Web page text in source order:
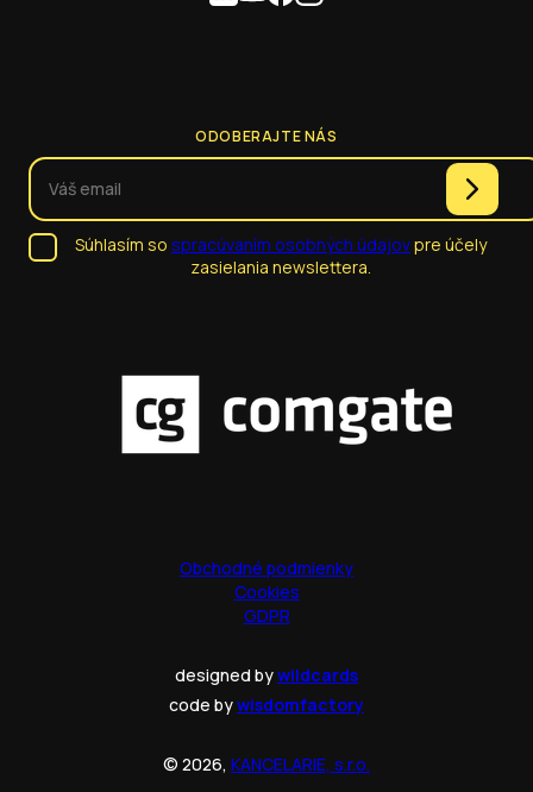
ODOBERAJTE NÁS
Súhlasím so spracúvaním osobných údajovpre účely
zasielania newslettera.
Obchodné podmienky
Cookies
GDPR
designed bywildcards
code bywisdomfactory
© 2026, KANCELARIE, s.r.o.